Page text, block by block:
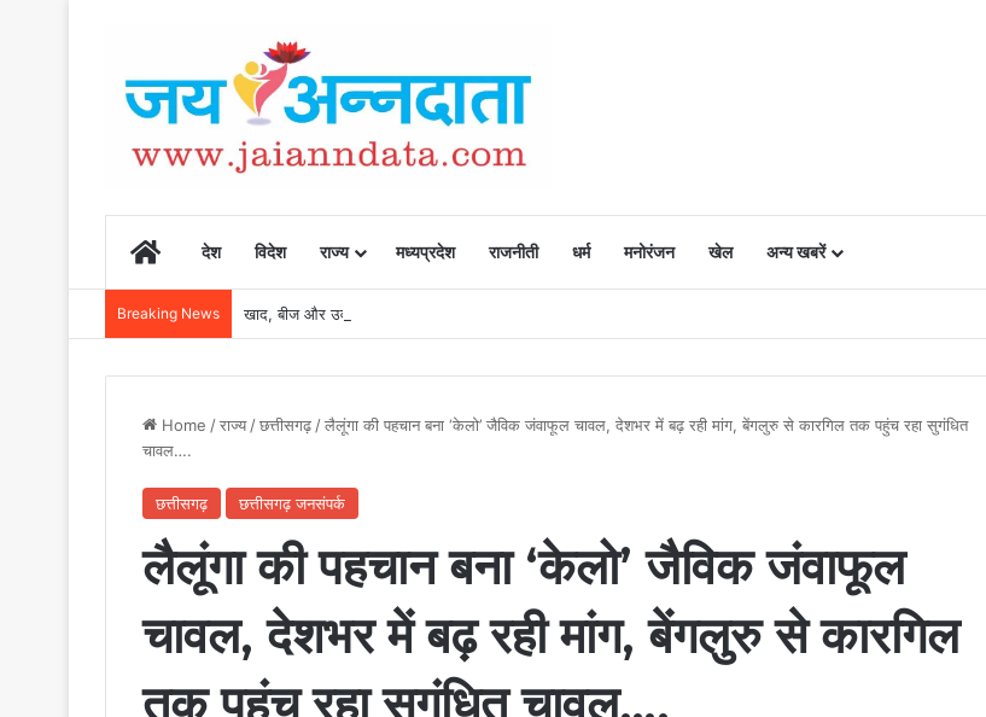
Homeदेश विदेश राज्य मध्यप्रदेश राजनीती धर्म मनोरंजन खेल अन्य खबरें
Breaking News खाद, बीज और उर्वरकों की समय पर उपलब्धता से किसानों में उत्साह, नैनो डीएपी और नैनो यूरिया बने किसानों के भरोसेमंद कृषि साथी…..
Home /राज्य/छत्तीसगढ़/लैलूंगा की पहचान बना ‘केलो’ जैविक जंवाफूल चावल, देशभर में बढ़ रही मांग, बेंगलुरु से कारगिल तक पहुंच रहा सुगंधित
चावल….
छत्तीसगढ़ छत्तीसगढ़ जनसंपर्क
लैलूंगा की पहचान बना ‘केलो’ जैविक जंवाफूल
चावल, देशभर में बढ़ रही मांग, बेंगलुरु से कारगिल
तक पहुंच रहा सुगंधित चावल….